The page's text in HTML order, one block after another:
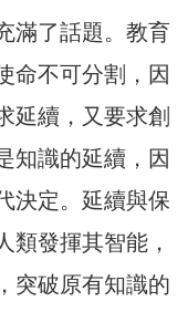
滿了話題。教育
命不可分割，因
延續，又要求創
知識的延續，因
決定。延續與保
類發揮其智能，
突破原有知識的